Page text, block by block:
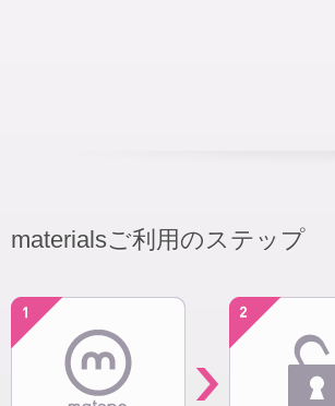
materialsご利用のステップ